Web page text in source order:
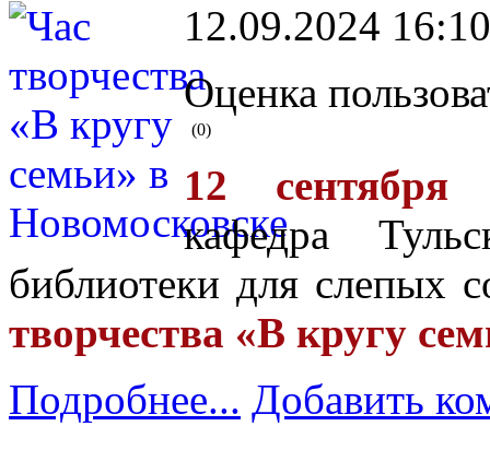
12.09.2024
Оценка
(0)
12 сентября
кафедра
библиотеки для слепых
творчества «В кругу
Подробнее... Добавить